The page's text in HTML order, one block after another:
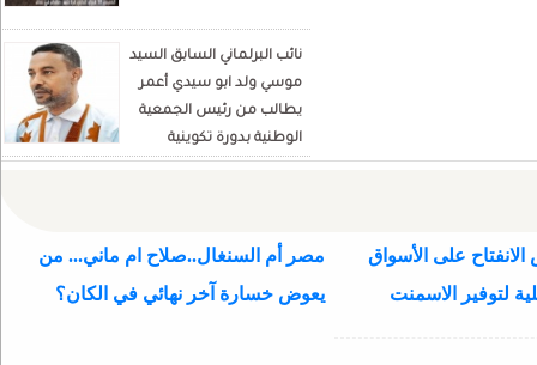
نائب البرلماني السابق السيد
موسي ولد ابو سيدي أعمر
يطالب من رئيس الجمعية
الوطنية بدورة تكوينية
للنواب الجديد
على الأسواق
لتوفير الاسمنت
مصر أم السنغال..صلاح ام ماني... من
يعوض خسارة آخر نهائي في الكان؟